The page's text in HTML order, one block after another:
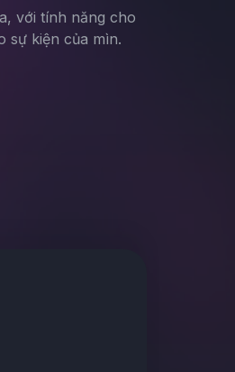
với tính năng cho
sự kiện của mìn.